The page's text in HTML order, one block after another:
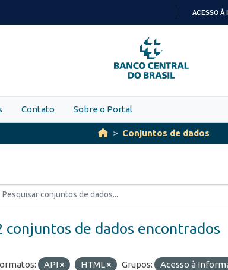
PARA
O
CONTEÚDO
ACESSO À
Contato Sobre o Portal
Conjuntos de dados
conjuntos de dados encontrados
API HTML Grupos:
Acesso à